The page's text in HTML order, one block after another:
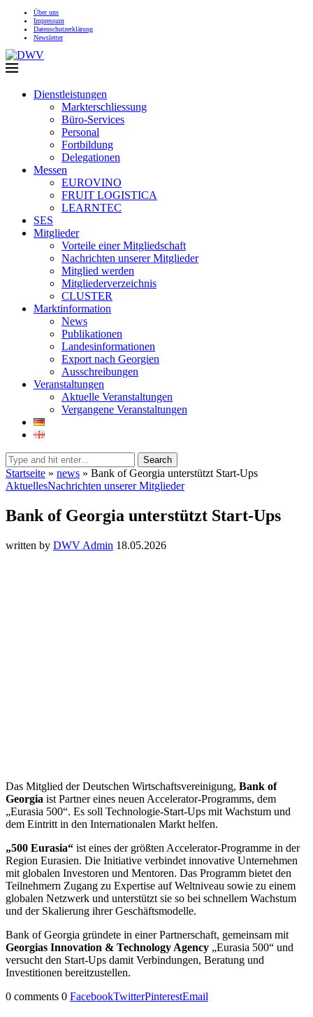
Über uns
Impressum
Datenschutzerklärung
Newsletter
Dienstleistungen
Markterschliessung
Büro-Services
Personal
Fortbildung
Delegationen
Messen
EUROVINO
FRUIT LOGISTICA
LEARNTEC
SES
Mitglieder
Vorteile einer Mitgliedschaft
Nachrichten unserer Mitglieder
Mitglied werden
Mitgliederverzeichnis
CLUSTER
Marktinformation
News
Publikationen
Landesinformationen
Export nach Georgien
Ausschreibungen
Veranstaltungen
Aktuelle Veranstaltungen
Vergangene Veranstaltungen
Search
Startseite » news » Bank of Georgia unterstützt Start-Ups
AktuellesNachrichten unserer Mitglieder
Bank of Georgia unterstützt Start-Ups
written by DWV Admin 18.05.2026
Das Mitglied der Deutschen Wirtschaftsvereinigung, Bank of
Georgia ist Partner eines neuen Accelerator-Programms, dem
„Eurasia 500“. Es soll Technologie-Start-Ups mit Wachstum und
dem Eintritt in den Internationalen Markt helfen.
„500 Eurasia“ ist eines der größten Accelerator-Programme in der
Region Eurasien. Die Initiative verbindet innovative Unternehmen
mit globalen Investoren und Mentoren. Das Programm bietet den
Teilnehmern Zugang zu Expertise auf Weltniveau sowie zu einem
globalen Netzwerk und unterstützt sie so bei schnellem Wachstum
und der Skalierung ihrer Geschäftsmodelle.
Bank of Georgia gründete in einer Partnerschaft, gemeinsam mit
Georgias Innovation & Technology Agency „Eurasia 500“ und
versucht den Start-Ups damit Verbindungen, Beratung und
Investitionen bereitzustellen.
0 comments 0 FacebookTwitterPinterestEmail